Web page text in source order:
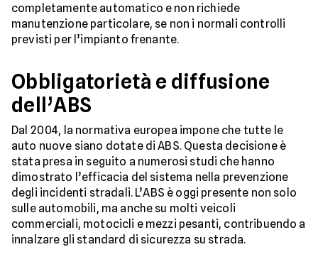
completamente automatico e non richiede
manutenzione particolare, se non i normali controlli
previsti per l’impianto frenante.
Obbligatorietà e diffusione
dell’ABS
Dal 2004, la normativa europea impone che tutte le
auto nuove siano dotate di ABS. Questa decisione è
stata presa in seguito a numerosi studi che hanno
dimostrato l’efficacia del sistema nella prevenzione
degli incidenti stradali. L’ABS è oggi presente non solo
sulle automobili, ma anche su molti veicoli
commerciali, motocicli e mezzi pesanti, contribuendo a
innalzare gli standard di sicurezza su strada.